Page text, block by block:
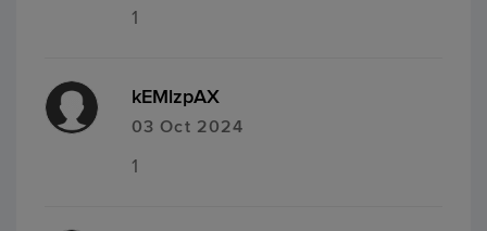
1
kEMlzpAX
03 Oct 2024
1